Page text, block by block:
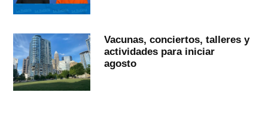
Vacunas, conciertos, talleres y
actividades para iniciar
agosto